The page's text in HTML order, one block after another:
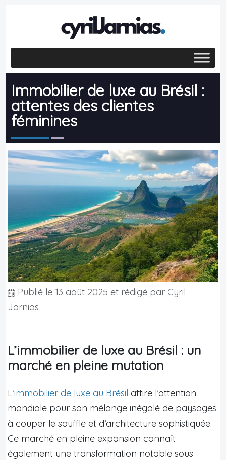
Immobilier de luxe au Brésil :
attentes des clientes
féminines
Publié le 13 août 2025 et rédigé par Cyril
Jarnias
L’immobilier de luxe au Brésil : un
marché en pleine mutation
L’immobilier de luxe au Brésil attire l’attention
mondiale pour son mélange inégalé de paysages
à couper le souffle et d’architecture sophistiquée.
Ce marché en pleine expansion connaît
également une transformation notable sous